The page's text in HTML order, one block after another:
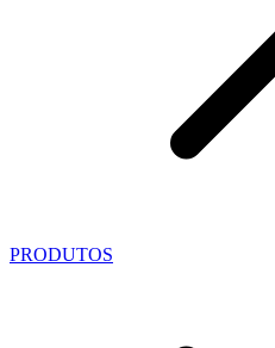
PRODUTOS